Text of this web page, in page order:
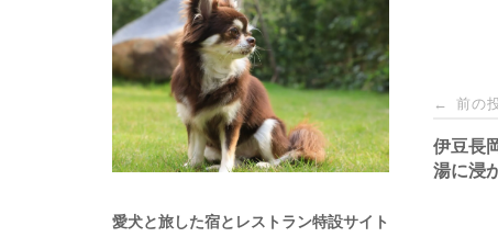
投
稿
← 前の
伊豆長
湯に浸
愛犬と旅した宿とレストラン特設サイト